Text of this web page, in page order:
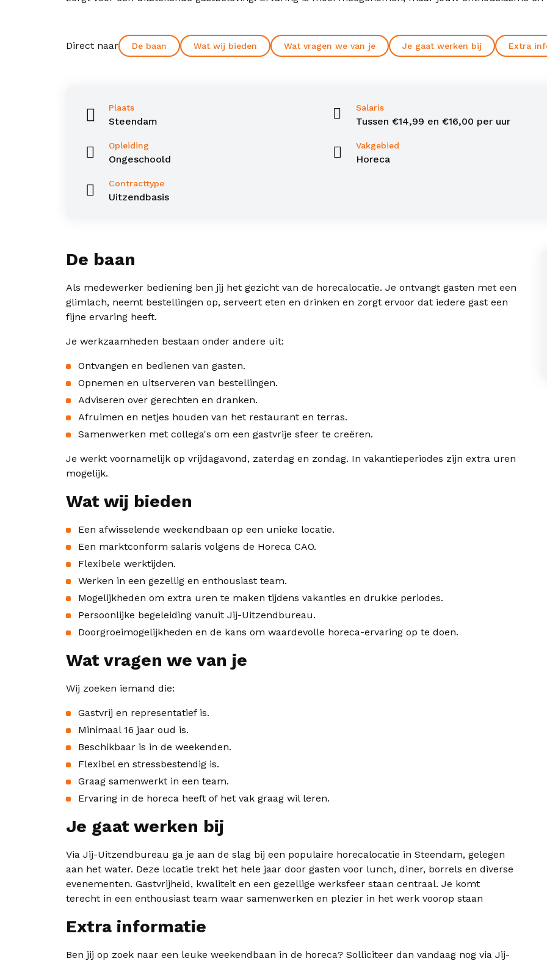
Direct naar De baan Wat wij bieden Wat vragen we van je Je gaat werken bij Extra
Plaats
Steendam
Salaris
Tussen €14,99 en €16,00 per uur
Opleiding
Ongeschoold
Vakgebied
Horeca
Contracttype
Uitzendbasis
De baan
Als medewerker bediening ben jij het gezicht van de horecalocatie. Je ontvangt gasten met een
glimlach, neemt bestellingen op, serveert eten en drinken en zorgt ervoor dat iedere gast een
fijne ervaring heeft.
Je werkzaamheden bestaan onder andere uit:
Ontvangen en bedienen van gasten.
Opnemen en uitserveren van bestellingen.
Adviseren over gerechten en dranken.
Afruimen en netjes houden van het restaurant en terras.
Samenwerken met collega's om een gastvrije sfeer te creëren.
Je werkt voornamelijk op vrijdagavond, zaterdag en zondag. In vakantieperiodes zijn extra uren
mogelijk.
Wat wij bieden
Een afwisselende weekendbaan op een unieke locatie.
Een marktconform salaris volgens de Horeca CAO.
Flexibele werktijden.
Werken in een gezellig en enthousiast team.
Mogelijkheden om extra uren te maken tijdens vakanties en drukke periodes.
Persoonlijke begeleiding vanuit Jij-Uitzendbureau.
Doorgroeimogelijkheden en de kans om waardevolle horeca-ervaring op te doen.
Wat vragen we van je
Wij zoeken iemand die:
Gastvrij en representatief is.
Minimaal 16 jaar oud is.
Beschikbaar is in de weekenden.
Flexibel en stressbestendig is.
Graag samenwerkt in een team.
Ervaring in de horeca heeft of het vak graag wil leren.
Je gaat werken bij
Via Jij-Uitzendbureau ga je aan de slag bij een populaire horecalocatie in Steendam, gelegen
aan het water. Deze locatie trekt het hele jaar door gasten voor lunch, diner, borrels en diverse
evenementen. Gastvrijheid, kwaliteit en een gezellige werksfeer staan centraal. Je komt
terecht in een enthousiast team waar samenwerken en plezier in het werk voorop staan
Extra informatie
Ben jij op zoek naar een leuke weekendbaan in de horeca? Solliciteer dan vandaag nog via Jij-